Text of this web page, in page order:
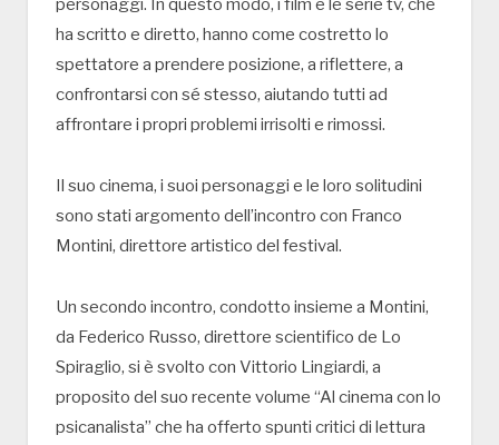
personaggi. In questo modo, i film e le serie tv, che
ha scritto e diretto, hanno come costretto lo
spettatore a prendere posizione, a riflettere, a
confrontarsi con sé stesso, aiutando tutti ad
affrontare i propri problemi irrisolti e rimossi.
Il suo cinema, i suoi personaggi e le loro solitudini
sono stati argomento dell’incontro con Franco
Montini, direttore artistico del festival.
Un secondo incontro, condotto insieme a Montini,
da Federico Russo, direttore scientifico de Lo
Spiraglio, si è svolto con Vittorio Lingiardi, a
proposito del suo recente volume “Al cinema con lo
psicanalista” che ha offerto spunti critici di lettura